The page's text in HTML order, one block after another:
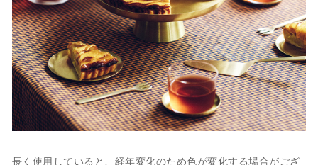
長く使用していると、経年変化のため色が変化する場合がござ